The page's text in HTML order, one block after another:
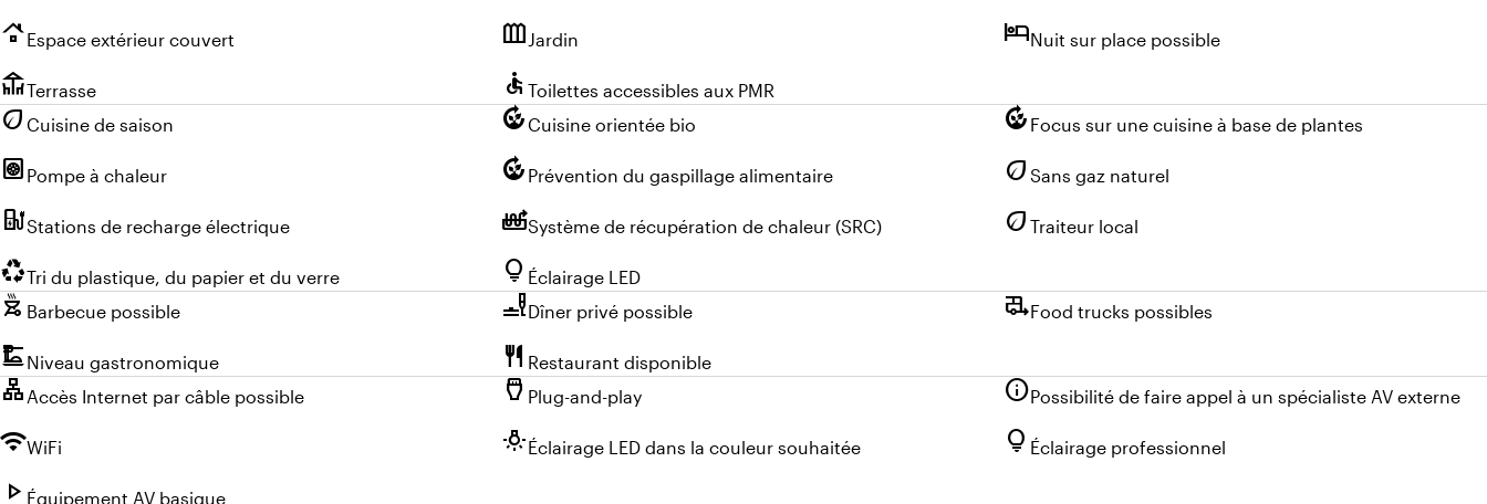
roofingEspace extérieur couvert outdoor_gardenJardin hotelNuit sur place possible
deckTerrasse accessibleToilettes accessibles aux PMR
eco Cuisine de saison compostCuisine orientée bio compost Focus sur une cuisine à base de plantes
heat_pump Pompe à chaleur compost Prévention du gaspillage alimentaire eco Sans gaz naturel
ev_chargerStations de recharge électrique heat_pump_balanceSystème de récupération de chaleur (SRC) eco Traiteur local
recyclingTri du plastique, du papier et du verre lightbulb Éclairage LED
outdoor_grill Barbecue possible brunch_diningDîner privé possible rv_hookupFood trucks possibles
dinner_diningNiveau gastronomique restaurant Restaurant disponible
lan Accès Internet par câble possible settings_input_hdmi Plug-and-play infoPossibilité de faire appel à un spécialiste AV externe
wifiWiFi wb_incandescentÉclairage LED dans la couleur souhaitée lightbulb Éclairage professionnel
play_arrow Équipement AV basique